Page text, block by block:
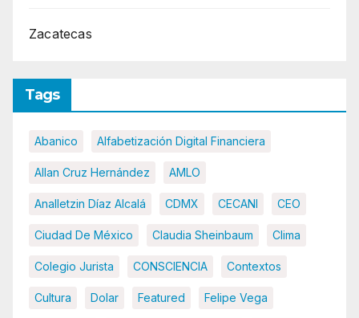
Zacatecas
Tags
Abanico Alfabetización Digital Financiera
Allan Cruz Hernández AMLO
Analletzin Díaz Alcalá CDMX CECANI CEO
Ciudad De México Claudia Sheinbaum Clima
Colegio Jurista CONSCIENCIA Contextos
Cultura Dolar Featured Felipe Vega